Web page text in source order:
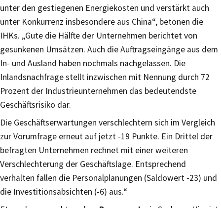
unter den gestiegenen Energiekosten und verstärkt auch
unter Konkurrenz insbesondere aus China“, betonen die
IHKs. „Gute die Hälfte der Unternehmen berichtet von
gesunkenen Umsätzen. Auch die Auftragseingänge aus dem
In- und Ausland haben nochmals nachgelassen. Die
Inlandsnachfrage stellt inzwischen mit Nennung durch 72
Prozent der Industrieunternehmen das bedeutendste
Geschäftsrisiko dar.
Die Geschäftserwartungen verschlechtern sich im Vergleich
zur Vorumfrage erneut auf jetzt -19 Punkte. Ein Drittel der
befragten Unternehmen rechnet mit einer weiteren
Verschlechterung der Geschäftslage. Entsprechend
verhalten fallen die Personalplanungen (Saldowert -23) und
die Investitionsabsichten (-6) aus.“